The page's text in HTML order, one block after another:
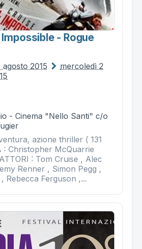
- Rogue
2015
mercoledì 2
- Cinema "Nello Santi" c/o
azione thriller ( 131
: Christopher McQuarrie
: Tom Cruise , Alec
Renner , Simon Pegg ,
Rebecca Ferguson ,...